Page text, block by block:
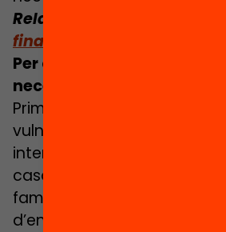
Relacionat:
finançament per fórmula,
Per què un centre amb
necessita més recursos
Primer de tot perquè els
vulnerables necessiten un
intensiu en l’educació, ja
casos no tenen suports
familiar o d’activitats
d’enriquiment educatiu. La